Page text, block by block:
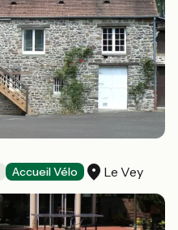
Accueil Vélo Le Vey